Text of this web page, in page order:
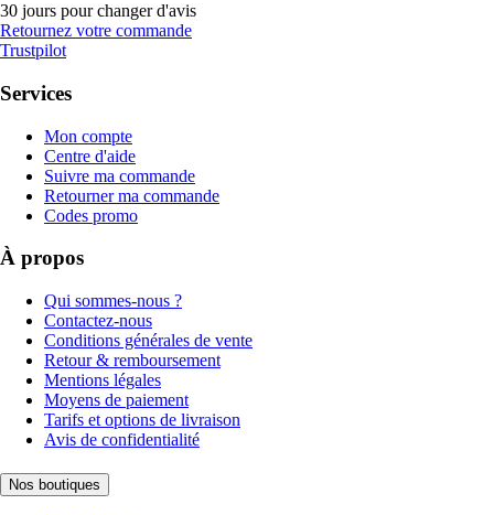
30 jours pour changer d'avis
Retournez votre commande
Trustpilot
Services
Mon compte
Centre d'aide
Suivre ma commande
Retourner ma commande
Codes promo
À propos
Qui sommes-nous ?
Contactez-nous
Conditions générales de vente
Retour & remboursement
Mentions légales
Moyens de paiement
Tarifs et options de livraison
Avis de confidentialité
Nos boutiques